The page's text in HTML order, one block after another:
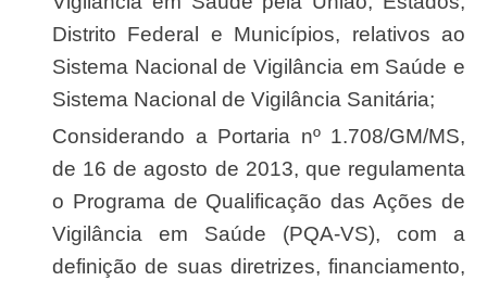
Distrito Federal e Municípios, relativos ao
Sistema Nacional de Vigilância em Saúde e
Sistema Nacional de Vigilância Sanitária;
Considerando a Portaria nº 1.708/GM/MS,
de 16 de agosto de 2013, que regulamenta
o Programa de Qualificação das Ações de
Vigilância em Saúde (PQA-VS), com a
definição de suas diretrizes, financiamento,